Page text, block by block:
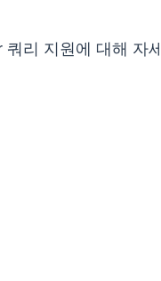
리 지원에 대해 자